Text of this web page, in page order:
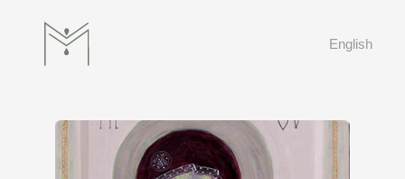
English